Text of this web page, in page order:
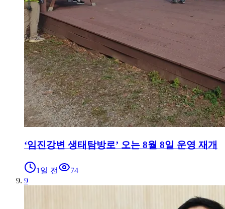
‘임진강변 생태탐방로’ 오는 8월 8일 운영 재개
1일 전
74
9